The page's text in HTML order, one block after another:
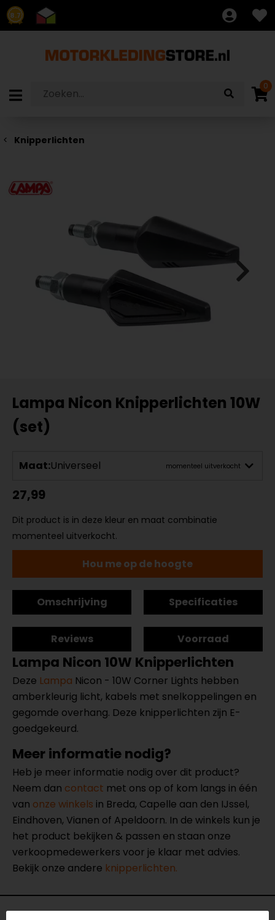
8.7
0
Knipperlichten
Lampa Nicon Knipperlichten 10W
(set)
Maat:Universeel momenteel uitverkocht
27,99
Dit product is in deze kleur en maat combinatie
momenteel uitverkocht.
Hou me op de hoogte
Omschrijving Specificaties
Reviews Voorraad
Lampa Nicon 10W Knipperlichten
Deze Lampa Nicon - 10W Corner Lights hebben
amberkleurig licht, kabels met snelkoppelingen en
gegomde overhang. Deze knipperlichten zijn E-
goedgekeurd.
Meer informatie nodig?
Heb je meer informatie nodig over dit product?
Neem dan contact met ons op of kom langs in één
van onze winkels in Breda, Capelle aan den IJssel,
Eindhoven, Vianen of Apeldoorn. In de winkels kun je
het product bekijken & passen en staan onze
verkoopmedewerkers voor je klaar met advies.
Bekijk onze andere knipperlichten.